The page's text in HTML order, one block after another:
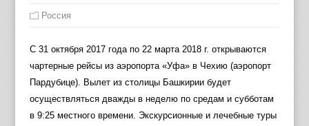
Россия
С 31 октября 2017 года по 22 марта 2018 г. открываются
чартерные рейсы из аэропорта «Уфа» в Чехию (аэропорт
Пардубице). Вылет из столицы Башкирии будет
осуществляться дважды в неделю по средам и субботам
в 9:25 местного времени. Экскурсионные и лечебные туры